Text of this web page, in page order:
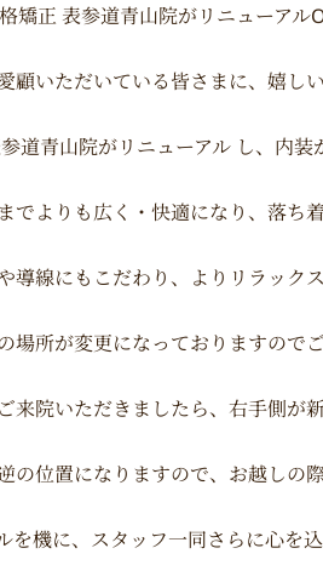
矯正 表参道青山院がリニューアル
顧いただいている皆さまに、嬉し
道青山院がリニューアル し、内装
でよりも広く・快適になり、落ち
導線にもこだわり、よりリラック
場所が変更になっておりますので
来院いただきましたら、 右手側が
の位置になりますので、お越しの
を機に、スタッフ一同さらに心を